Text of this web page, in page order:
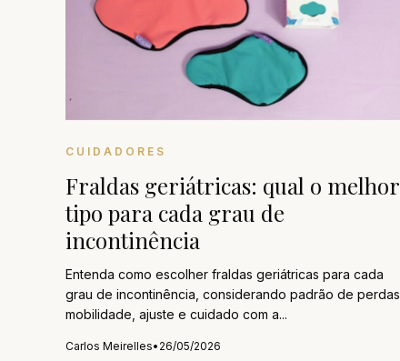
CUIDADORES
Fraldas geriátricas: qual o melhor
tipo para cada grau de
incontinência
Entenda como escolher fraldas geriátricas para cada
grau de incontinência, considerando padrão de perdas,
mobilidade, ajuste e cuidado com a...
Carlos Meirelles• 26/05/2026